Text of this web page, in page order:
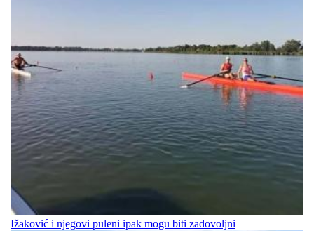
Ižaković i njegovi puleni ipak mogu biti zadovoljni